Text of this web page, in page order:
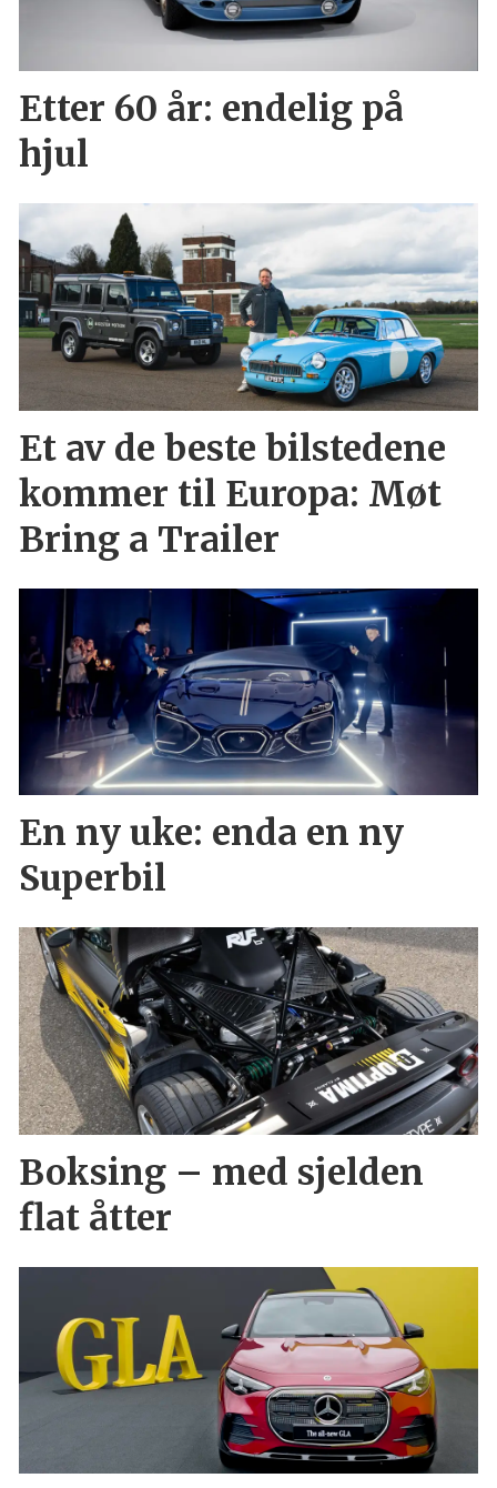
Etter 60 år: endelig på
hjul
Et av de beste bilstedene
kommer til Europa: Møt
Bring a Trailer
En ny uke: enda en ny
Superbil
Boksing – med sjelden
flat åtter